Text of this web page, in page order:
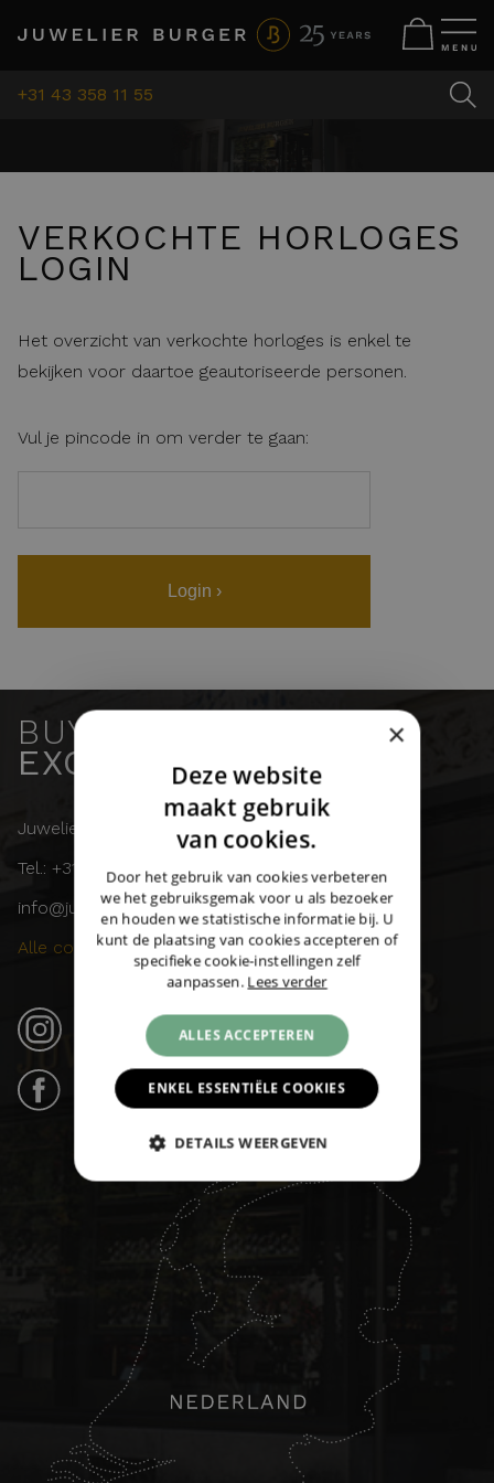
+31 43 358 11 55
VERKOCHTE HORLOGES
LOGIN
Het overzicht van verkochte horloges is enkel te
bekijken voor daartoe geautoriseerde personen.
Vul je pincode in om verder te gaan:
Login ›
BUY & SELL
EXCLUSIVE WATCHES
Juwelier Burger
Tel.: +31 (0)43 358 11 55
info@juwelierburger.com
Alle contactgegevens ›
Instagram (21k volgers) ›
Facebook (31k likes) ›
GERMAN
×
Deze website
maakt gebruik
van cookies.
Door het gebruik van cookies verbeteren
we het gebruiksgemak voor u als bezoeker
en houden we statistische informatie bij. U
kunt de plaatsing van cookies accepteren of
specifieke cookie-instellingen zelf
aanpassen. Lees verder
ALLES ACCEPTEREN
ENKEL ESSENTIËLE COOKIES
DETAILS WEERGEVEN